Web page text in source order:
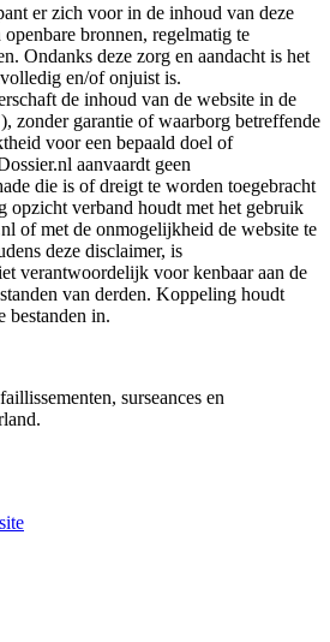
er zich voor in de inhoud van deze
bronnen, regelmatig te
Ondanks deze zorg en aandacht is het
en/of onjuist is.
de inhoud van de website in de
zonder garantie of waarborg betreffende
voor een bepaald doel of
aanvaardt geen
die is of dreigt te worden toegebracht
opzicht verband houdt met het gebruik
of met de onmogelijkheid de website te
deze disclaimer, is
verantwoordelijk voor kenbaar aan de
van derden. Koppeling houdt
bestanden in.
surseances en